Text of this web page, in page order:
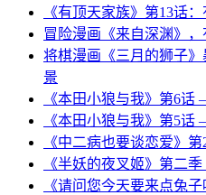
《有顶天家族》第13话
冒险漫画《来自深渊》
将棋漫画《三月的狮子
景
《本田小狼与我》第6话
《本田小狼与我》第5话
《中二病也要谈恋爱》
《半妖的夜叉姬》第二
《请问您今天要来点兔